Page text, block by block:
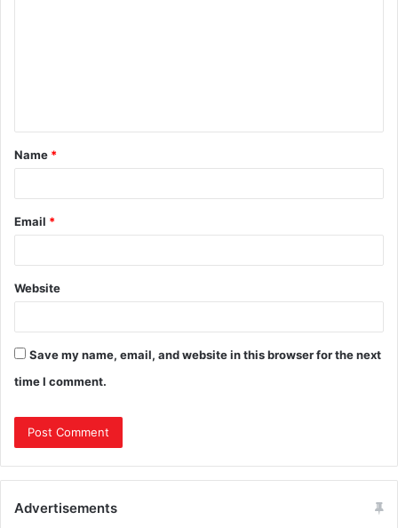
Name *
Email *
Website
Save my name, email, and website in this browser for the next
time I comment.
Advertisements